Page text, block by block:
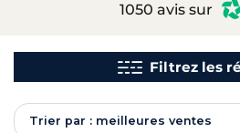
1050 avis sur
Filtrez les
Trier par : meilleures ventes